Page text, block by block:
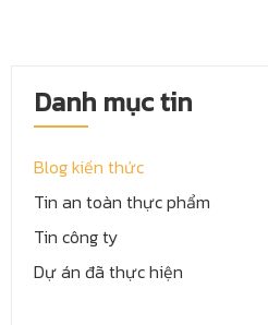
Danh mục tin
Blog kiến thức
Tin an toàn thực phẩm
Tin công ty
Dự án đã thực hiện